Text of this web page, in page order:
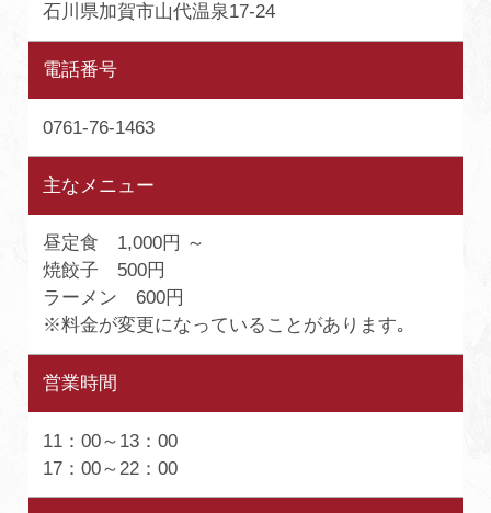
石川県加賀市山代温泉17-24
電話番号
0761-76-1463
主なメニュー
昼定食 1,000円 ～
焼餃子 500円
ラーメン 600円
※料金が変更になっていることがあります｡
営業時間
11：00～13：00
17：00～22：00